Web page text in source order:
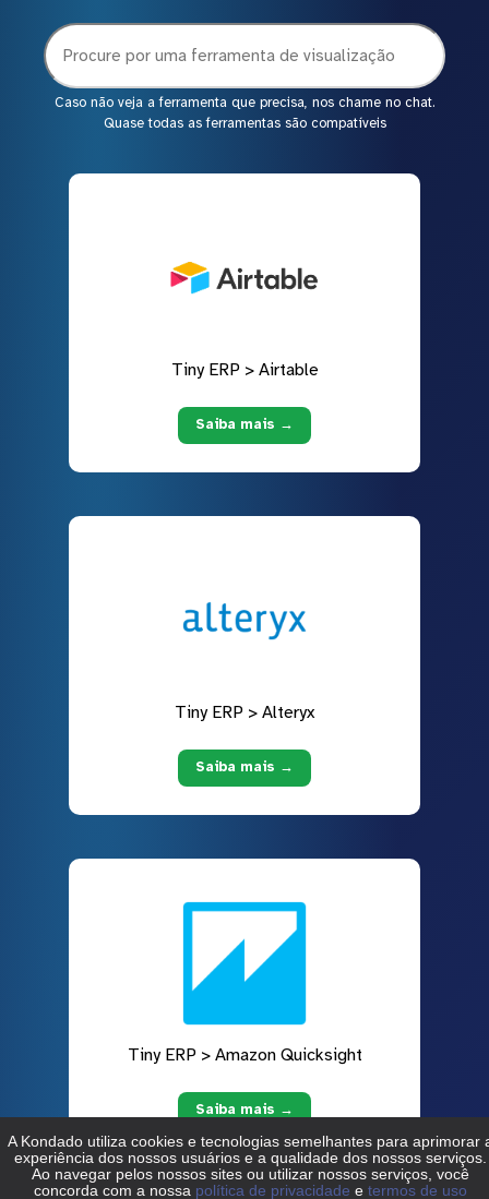
Caso não veja a ferramenta que precisa, nos chame no chat.
Quase todas as ferramentas são compatíveis
Tiny ERP > Airtable
Saiba mais →
Tiny ERP > Alteryx
Saiba mais →
Tiny ERP > Amazon Quicksight
Saiba mais →